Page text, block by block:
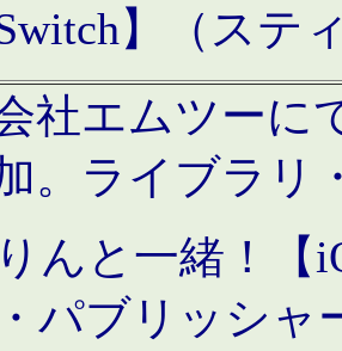
Switch】（ステ
社エムツーに
。ライブラリ
んと一緒！【
パブリッシャ